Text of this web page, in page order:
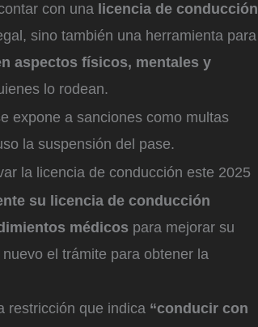
con una licencia de conducción
sino también una herramienta para
aspectos físicos, mentales y
lo rodean.
expone a sanciones como multas
la suspensión del pase.
la licencia de conducción este 2025
su licencia de conducción
médicos para mejorar su
el trámite para obtener la
restricción que indica “conducir con